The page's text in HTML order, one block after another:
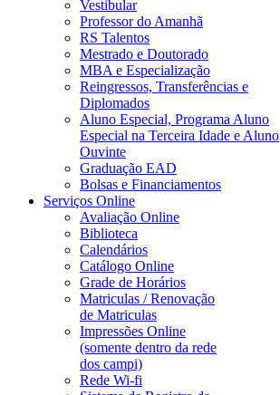
Vestibular
Professor do Amanhã
RS Talentos
Mestrado e Doutorado
MBA e Especialização
Reingressos, Transferências e
Diplomados
Aluno Especial, Programa Aluno
Especial na Terceira Idade e Aluno
Ouvinte
Graduação EAD
Bolsas e Financiamentos
Serviços Online
Avaliação Online
Biblioteca
Calendários
Catálogo Online
Grade de Horários
Matriculas / Renovação
de Matriculas
Impressões Online
(somente dentro da rede
dos campi)
Rede Wi-fi